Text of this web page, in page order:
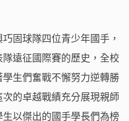
固球隊四位青少年國手，
遠征國際賽的歷史，全校
生們奮戰不懈努力逆轉勝
的卓越戰績充分展現親師
以傑出的國手學長們為榜